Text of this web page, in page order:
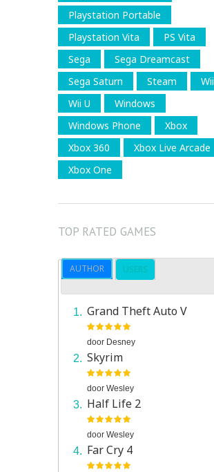
Playstation Portable
Playstation Vita
PS Vita
Sega
Sega Dreamcast
Sega Saturn
Steam
Wii
Wii U
Windows
Windows Phone
Xbox
Xbox 360
Xbox Live Arcade
Xbox One
TOP RATED GAMES
AUTHOR USERS
Grand Theft Auto V
door Desney
Skyrim
door Wesley
Half Life 2
door Wesley
Far Cry 4